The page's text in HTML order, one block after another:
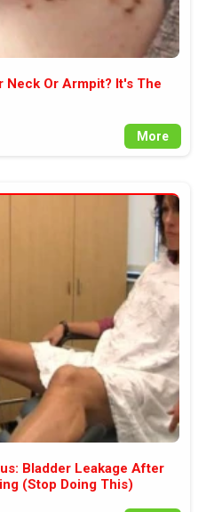
Neck Or Armpit? It's The
More
Bladder Leakage After
(Stop Doing This)